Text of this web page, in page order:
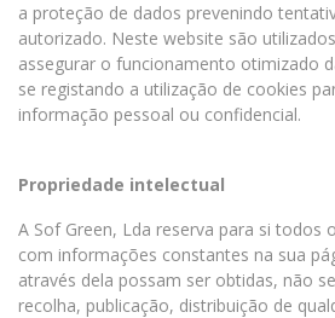
a proteção de dados prevenindo
autorizado. Neste website são
assegurar o funcionamento otimizado
se registando a utilização de cookies
informação pessoal ou confidencial.
Propriedade intelectual
A Sof Green, Lda reserva para si todos
com informações constantes na sua
através dela possam ser obtidas, não
recolha, publicação, distribuição de